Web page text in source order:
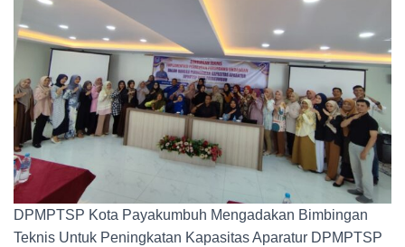
DPMPTSP Kota Payakumbuh Mengadakan Bimbingan
Teknis Untuk Peningkatan Kapasitas Aparatur DPMPTSP